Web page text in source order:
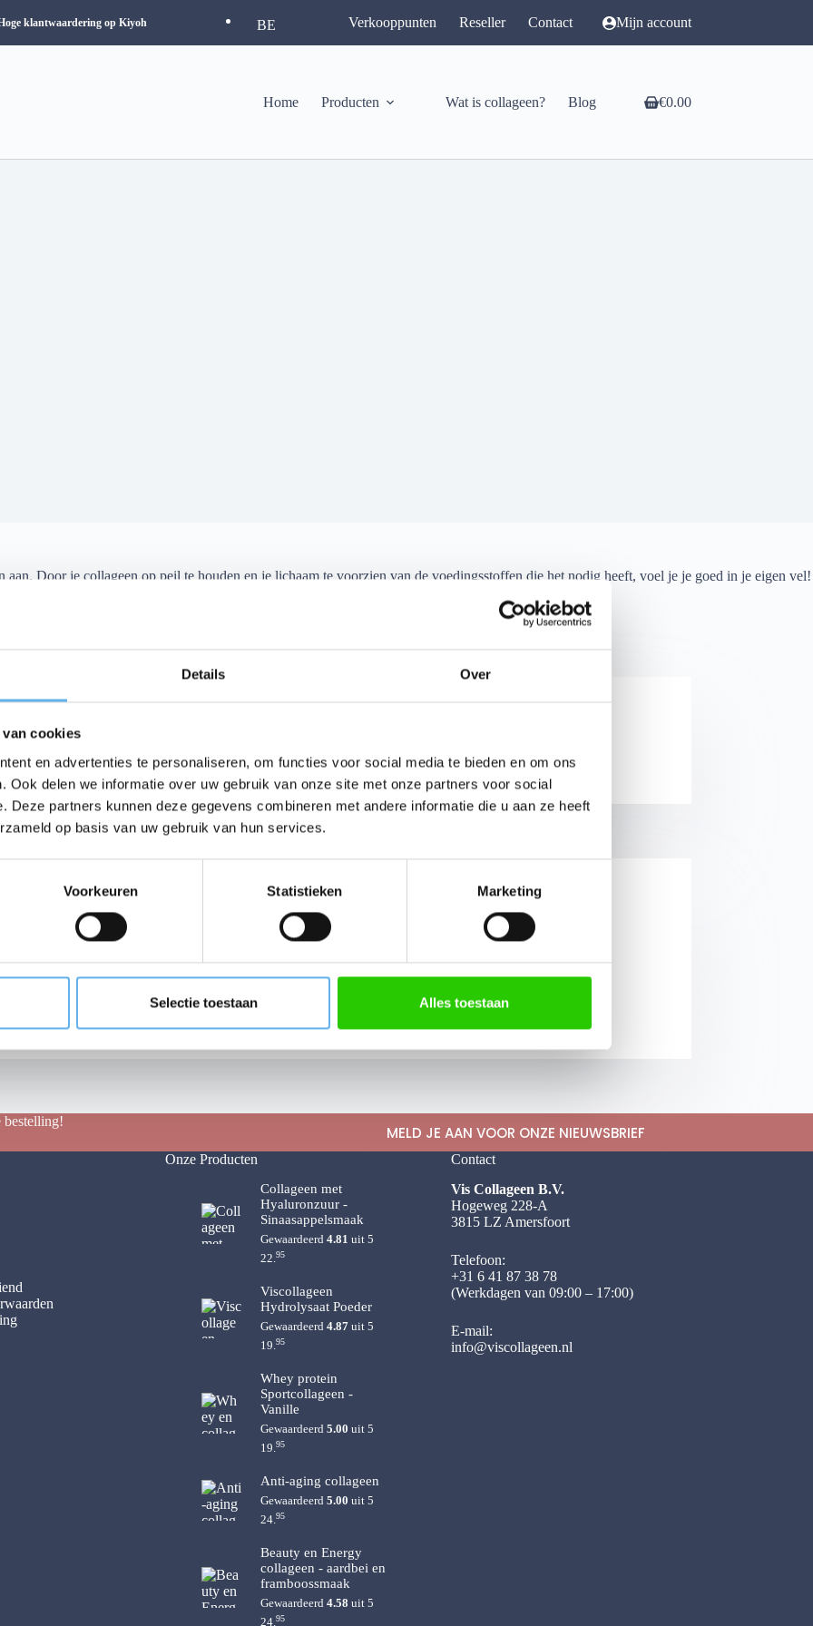
Details Over
van cookies
en advertenties te personaliseren, om functies voor social media te bieden en om ons
Ook delen we informatie over uw gebruik van onze site met onze partners voor social
Deze partners kunnen deze gegevens combineren met andere informatie die u aan ze heeft
op basis van uw gebruik van hun services.
Voorkeuren Statistieken Marketing
Selectie toestaan Alles toestaan
klantwaardering op Kiyoh BE Verkooppunten Reseller Contact Mijn account
Home Producten Wat is collageen? Blog Winkelwagen
€0.00
aan. Door je collageen op peil te houden en je lichaam te voorzien van de voedingsstoffen die het nodig heeft, voel je je goed in je eigen vel!
bewegen en algemene gezondheid!
op de hoogte
op te geven voor onze nieuwsbrief
INSCHRIJVEN
bestelling!
MELD JE AAN VOOR ONZE NIEUWSBRIEF
Onze Producten
Collageen met
Hyaluronzuur -
Sinaasappelsmaak
Gewaardeerd 4.81 uit 5
22.95
Viscollageen
Hydrolysaat Poeder
Gewaardeerd 4.87uit 5
19.95
Whey protein
Sportcollageen -
Vanille
Gewaardeerd 5.00 uit 5
19.95
Anti-aging collageen
Gewaardeerd 5.00 uit 5
24.95
Beauty en Energy
collageen - aardbei en
framboossmaak
Gewaardeerd 4.58 uit 5
24.95
Contact
Vis Collageen B.V.
Hogeweg 228-A
3815 LZ Amersfoort
Telefoon:
+31 6 41 87 38 78
(Werkdagen van 09:00 – 17:00)
E-mail:
info@viscollageen.nl